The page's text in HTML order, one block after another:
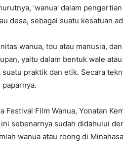
‘wanua’ dalam
desa, sebagai suatu kesatuan
wanua, tou atau manusia,
yaitu dalam bentuk wale
suatu praktik dan etik. Secara
paparnya.
Festival Film Wanua, Yonatan
ini sebenarnya sudah didahului
wanua atau roong di